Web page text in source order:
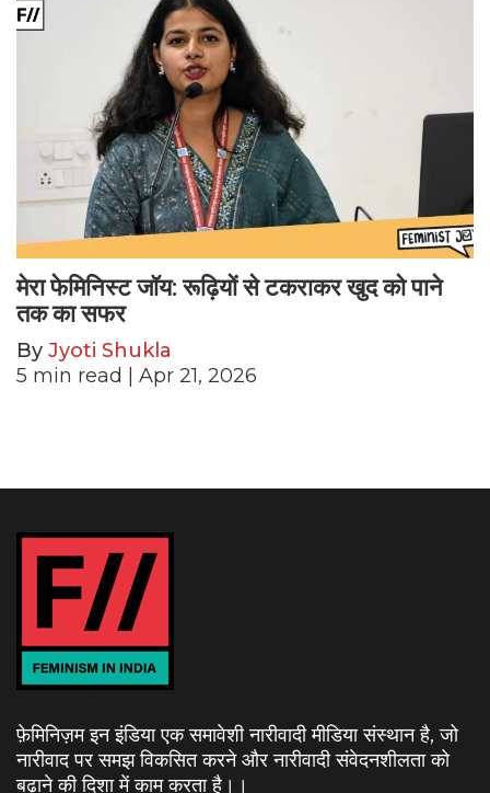
मेरा फेमिनिस्ट जॉय: रूढ़ियों से टकराकर खुद को पाने
तक का सफर
By Jyoti Shukla
5 min read | Apr 21, 2026
फ़ेमिनिज़म इन इंडिया एक समावेशी नारीवादी मीडिया संस्थान है, जो
नारीवाद पर समझ विकसित करने और नारीवादी संवेदनशीलता को
बढ़ाने की दिशा में काम करता है। ।